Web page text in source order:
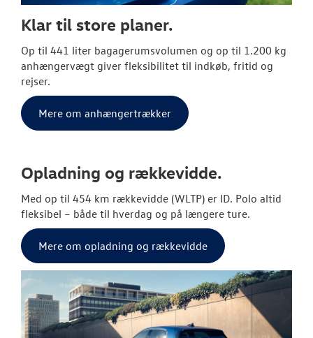
Klar til store planer.
Op til 441 liter bagagerumsvolumen og op til 1.200 kg
anhængervægt giver fleksibilitet til indkøb, fritid og
rejser.
Mere om anhængertrækker
Opladning og rækkevidde.
Med op til 454 km rækkevidde (WLTP) er ID. Polo altid
fleksibel – både til hverdag og på længere ture.
Mere om opladning og rækkevidde